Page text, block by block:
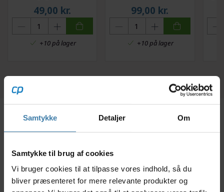
Samtykke Detaljer Om
Samtykke til brug af cookies
Vi bruger cookies til at tilpasse vores indhold, så du
bliver præsenteret for mere relevante produkter og
49,00 kr.
+10 på lager
99,00 kr.
+10 på lager
Nexus 3 gearsnav med fodbremse. Denne
gearindsats passer specifikt til nav af typen SG-3C41,